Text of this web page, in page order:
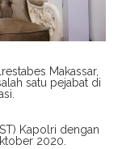
Makassar,
satu pejabat di
Kapolri dengan
2020.